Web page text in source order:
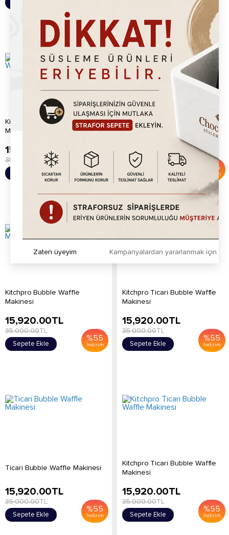
Kitchpro Ticari Bubble Waffle
Makinesi
%55
İndirim
15,920.00TL
35,000.00 TL
Sepete Ekle
Kitchpro Bubble Waffle
Makinesi
55
İndirim
15,920.00TL
35,000.00
Sepete Ekle
Kitchpro Bubble Waffle
Makinesi
%55
İndirim
15,920.00TL
35,000.00TL
Sepete Ekle
Kitchpro Ticari Bubble Waffle
Makinesi
%55
İndirim
15,920.00TL
35,000.00TL
Sepete Ekle
Ticari Bubble Waffle Makinesi
%55
İndirim
15,920.00TL
35,000.00TL
Sepete Ekle
Kitchpro Ticari Bubble Waffle
Makinesi
%55
İndirim
15,920.00TL
35,000.00TL
Sepete Ekle
Kampanyalardan yararlanmak için
Zaten üyeyim